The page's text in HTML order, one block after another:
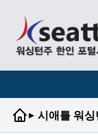
▸ 시애틀 워